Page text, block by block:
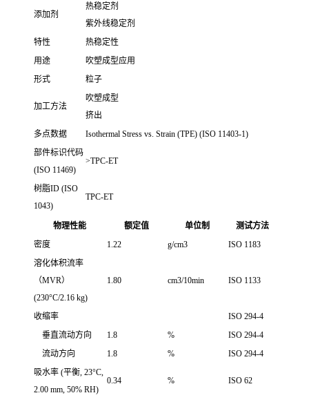
添加剂
热稳定剂
紫外线稳定剂
特性
热稳定性
用途
吹塑成型应用
形式
粒子
加工方法
吹塑成型
挤出
多点数据
Isothermal Stress vs. Strain (TPE) (ISO 11403-1)
部件标识代码
(ISO 11469)
>TPC-ET
树脂ID (ISO
1043)
TPC-ET
物理性能 额定值 单位制
测试方法
密度
1.22 g/cm3
ISO 1183
溶化体积流率
（MVR）
(230°C/2.16 kg)
1.80 cm3/10min ISO 1133
收缩率
ISO 294-4
垂直流动方向
1.8 %
ISO 294-4
流动方向
1.8 %
ISO 294-4
吸水率 (平衡, 23°C,
2.00 mm, 50% RH)
0.34 % ISO 62